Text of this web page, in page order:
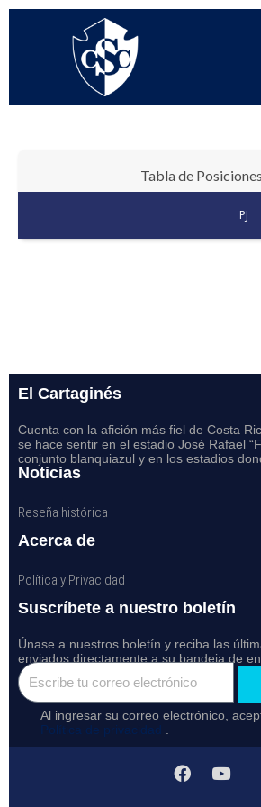
Ir
Tabla de Posiciones
PJ
El Cartaginés
Cuenta con la afición más fiel de Costa
se hace sentir en el estadio José Rafael
conjunto blanquiazul y en los estadios
Noticias
Reseña histórica
Acerca de
Política y Privacidad
Suscríbete a nuestro boletín
Únase a nuestros boletín y reciba las
enviados directamente a su bandeja de
Al ingresar su correo electrónico,
Política de privacidad .
F
a
Y
o